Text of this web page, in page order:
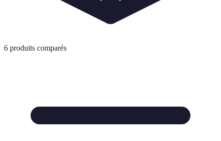
6 produits comparés